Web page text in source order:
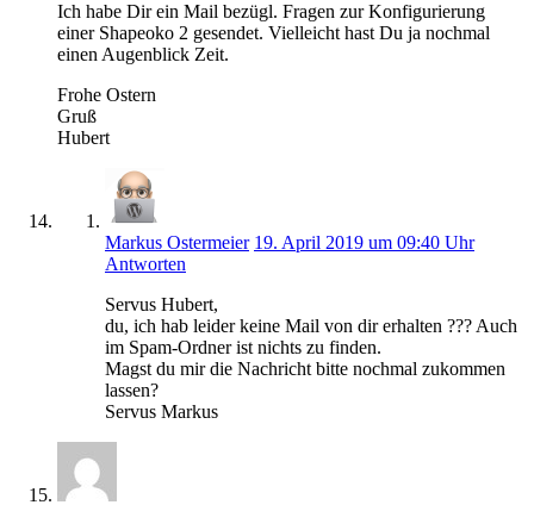
Ich habe Dir ein Mail bezügl. Fragen zur Konfigurierung
einer Shapeoko 2 gesendet. Vielleicht hast Du ja nochmal
einen Augenblick Zeit.
Frohe Ostern
Gruß
Hubert
Markus Ostermeier 19. April 2019 um 09:40 Uhr
Antworten
Servus Hubert,
du, ich hab leider keine Mail von dir erhalten ??? Auch
im Spam-Ordner ist nichts zu finden.
Magst du mir die Nachricht bitte nochmal zukommen
lassen?
Servus Markus